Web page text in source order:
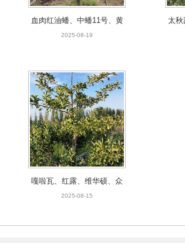
血肉红油蟠、中蟠11号、黄
油蟠九号、早黄金、黄油蟠
2025-08-19
太秋
尖
嘎啦瓦、红露、维华硕、众
成等苹果苗
2025-08-15